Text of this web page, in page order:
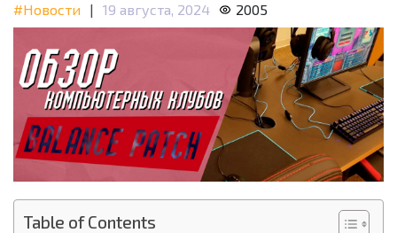
#Новости | 19 августа, 2024 2005
Table of Contents